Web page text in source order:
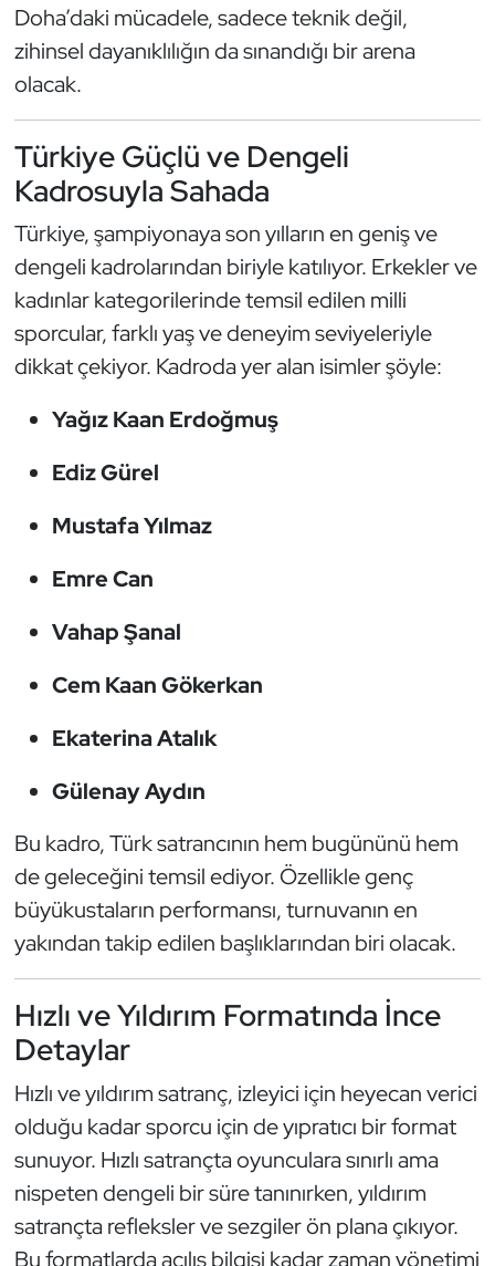
Doha’daki mücadele, sadece teknik değil,
zihinsel dayanıklılığın da sınandığı bir arena
olacak.
Türkiye Güçlü ve Dengeli
Kadrosuyla Sahada
Türkiye, şampiyonaya son yılların en geniş ve
dengeli kadrolarından biriyle katılıyor. Erkekler ve
kadınlar kategorilerinde temsil edilen milli
sporcular, farklı yaş ve deneyim seviyeleriyle
dikkat çekiyor. Kadroda yer alan isimler şöyle:
Yağız Kaan Erdoğmuş
Ediz Gürel
Mustafa Yılmaz
Emre Can
Vahap Şanal
Cem Kaan Gökerkan
Ekaterina Atalık
Gülenay Aydın
Bu kadro, Türk satrancının hem bugününü hem
de geleceğini temsil ediyor. Özellikle genç
büyükustaların performansı, turnuvanın en
yakından takip edilen başlıklarından biri olacak.
Hızlı ve Yıldırım Formatında İnce
Detaylar
Hızlı ve yıldırım satranç, izleyici için heyecan verici
olduğu kadar sporcu için de yıpratıcı bir format
sunuyor. Hızlı satrançta oyunculara sınırlı ama
nispeten dengeli bir süre tanınırken, yıldırım
satrançta refleksler ve sezgiler ön plana çıkıyor.
Bu formatlarda açılış bilgisi kadar zaman yönetimi
Modern Pentatlon
Motor Sporları
Okçuluk
Optimist
Oryantiring
Özel Sporcular
Paralimpik
Ragbi
Satranç
Su Topu
Sualtı Sporları
Tekvando
Voleybol
Vücut Geliştirme Fitness
Wushu Kungfu
Yelken
Yüzme